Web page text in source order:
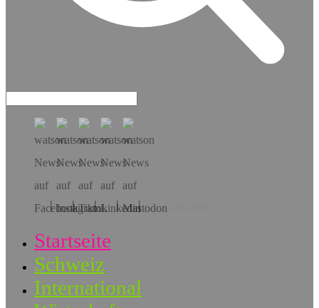
Hol dir die App!
Startseite
Schweiz
International